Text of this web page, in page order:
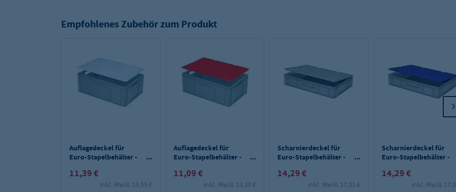
Empfohlenes Zubehör zum Produkt
Auflagedeckel für
Euro-Stapelbehälter -
11,39 €
inkl. MwSt.13,55 €
Auflagedeckel für
Euro-Stapelbehälter -
11,09 €
inkl. MwSt.13,20 €
Scharnierdeckel für
Euro-Stapelbehälter -
14,29 €
inkl. MwSt.17,01 €
Scharnierdeckel für
Euro-Stapelbehälter -
14,29 €
inkl. MwSt.